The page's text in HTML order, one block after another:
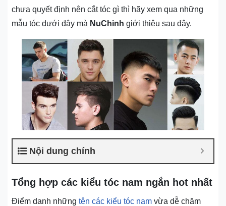
chưa quyết định nên cắt tóc gì thì hãy xem qua những
mẫu tóc dưới đây mà NuChinh giới thiệu sau đây.
Nội dung chính
Tổng hợp các kiểu tóc nam ngắn hot nhất
Điểm danh những tên các kiểu tóc nam vừa dễ chăm